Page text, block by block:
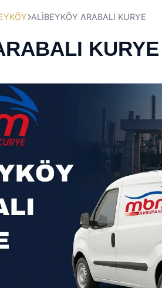
ALİBEYKÖY ARABALI KURYE
KURYE